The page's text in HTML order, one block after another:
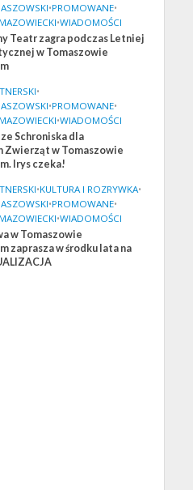
•PROMOWANE•
•WIADOMOŚCI
Teatr zagra podczas Letniej
w Tomaszowie
•
•PROMOWANE•
•WIADOMOŚCI
Schroniska dla
Zwierząt w Tomaszowie
Irys czeka!
•KULTURA I ROZRYWKA•
•PROMOWANE•
•WIADOMOŚCI
w Tomaszowie
zaprasza w środku lata na